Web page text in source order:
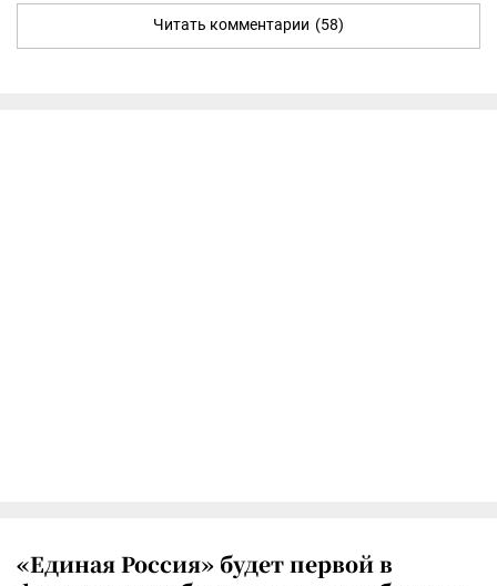
Читать комментарии (58)
«Единая Россия» будет первой в